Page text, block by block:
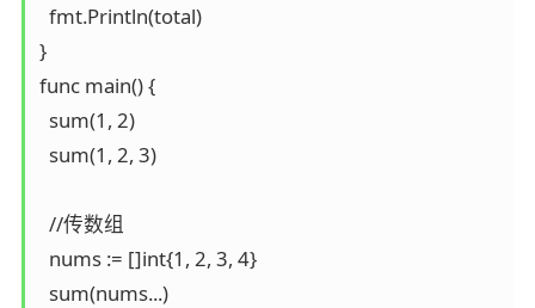
  fmt.Println(total)
}
func main() {
  sum(1, 2)
  sum(1, 2, 3)
  //传数组
  nums := []int{1, 2, 3, 4}
  sum(nums...)